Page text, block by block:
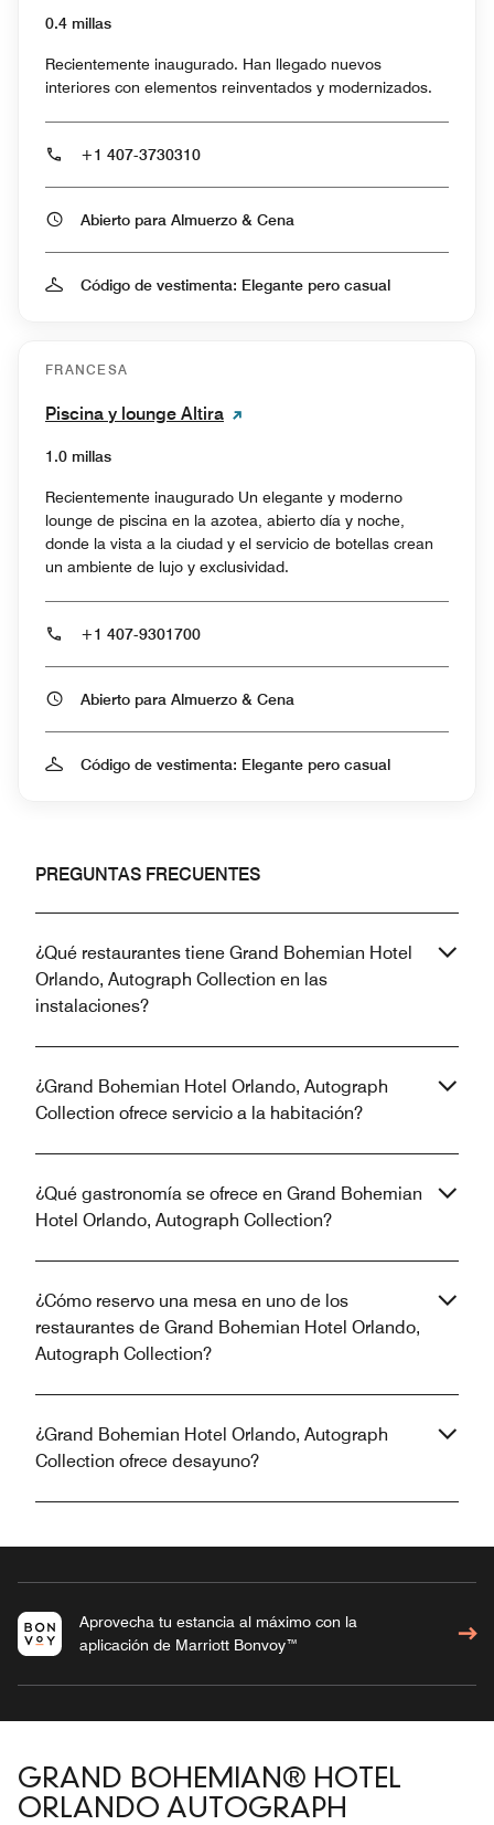
0.4 millas
Recientemente inaugurado. Han llegado nuevos
interiores con elementos reinventados y modernizados.
+1 407-3730310
Abierto para Almuerzo & Cena
Código de vestimenta: Elegante pero casual
FRANCESA
Piscina y lounge Altira
1.0 millas
Recientemente inaugurado Un elegante y moderno
lounge de piscina en la azotea, abierto día y noche,
donde la vista a la ciudad y el servicio de botellas crean
un ambiente de lujo y exclusividad.
+1 407-9301700
Abierto para Almuerzo & Cena
Código de vestimenta: Elegante pero casual
PREGUNTAS FRECUENTES
¿Qué restaurantes tiene Grand Bohemian Hotel
Orlando, Autograph Collection en las
instalaciones?
¿Grand Bohemian Hotel Orlando, Autograph
Collection ofrece servicio a la habitación?
¿Qué gastronomía se ofrece en Grand Bohemian
Hotel Orlando, Autograph Collection?
¿Cómo reservo una mesa en uno de los
restaurantes de Grand Bohemian Hotel Orlando,
Autograph Collection?
¿Grand Bohemian Hotel Orlando, Autograph
Collection ofrece desayuno?
Aprovecha tu estancia al máximo con la
aplicación de Marriott Bonvoy™
GRAND BOHEMIAN® HOTEL
ORLANDO AUTOGRAPH